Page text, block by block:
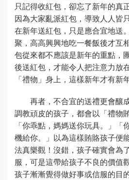
只記得收紅包，卻忘了新年的真
因為大家亂派紅包，導致人人皆
在新年送紅包，只是應合宜地送
聚，高高興興地吃一餐飯後才互
包從來都不應該是新年的重點，
後送紅包，才能令人把注意力放
「禮物」身上，這樣新年才有新
再者，不合宜的送禮更會釀
調教頑皮的孩子，都會以「禮物
「你乖點，媽媽送你玩具。」「
機給你。」以為這樣賄賂孩子便
法真樂觀！沒錯，孩子確實會為
服，可是這帶給孩子不良的價值
孩子漸漸覺得做好事或信服的目